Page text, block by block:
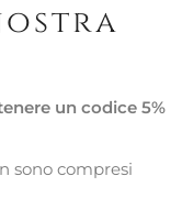
un codice 5%
sono compresi